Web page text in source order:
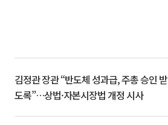
김정관 장관 “반도체 성과급, 주총 승인 받
도록”…상법·자본시장법 개정 시사